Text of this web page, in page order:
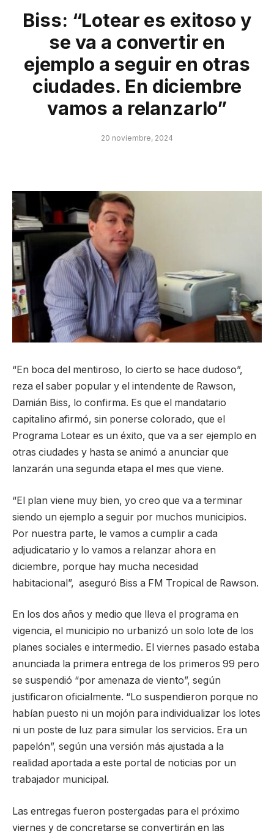
Biss: “Lotear es exitoso y
se va a convertir en
ejemplo a seguir en otras
ciudades. En diciembre
vamos a relanzarlo”
20 noviembre, 2024
“En boca del mentiroso, lo cierto se hace dudoso”,
reza el saber popular y el intendente de Rawson,
Damián Biss, lo confirma. Es que el mandatario
capitalino afirmó, sin ponerse colorado, que el
Programa Lotear es un éxito, que va a ser ejemplo en
otras ciudades y hasta se animó a anunciar que
lanzarán una segunda etapa el mes que viene.
“El plan viene muy bien, yo creo que va a terminar
siendo un ejemplo a seguir por muchos municipios.
Por nuestra parte, le vamos a cumplir a cada
adjudicatario y lo vamos a relanzar ahora en
diciembre, porque hay mucha necesidad
habitacional”, aseguró Biss a FM Tropical de Rawson.
En los dos años y medio que lleva el programa en
vigencia, el municipio no urbanizó un solo lote de los
planes sociales e intermedio. El viernes pasado estaba
anunciada la primera entrega de los primeros 99 pero
se suspendió “por amenaza de viento”, según
justificaron oficialmente. “Lo suspendieron porque no
habían puesto ni un mojón para individualizar los lotes
ni un poste de luz para simular los servicios. Era un
papelón”, según una versión más ajustada a la
realidad aportada a este portal de noticias por un
trabajador municipal.
Las entregas fueron postergadas para el próximo
viernes y de concretarse se convertirán en las